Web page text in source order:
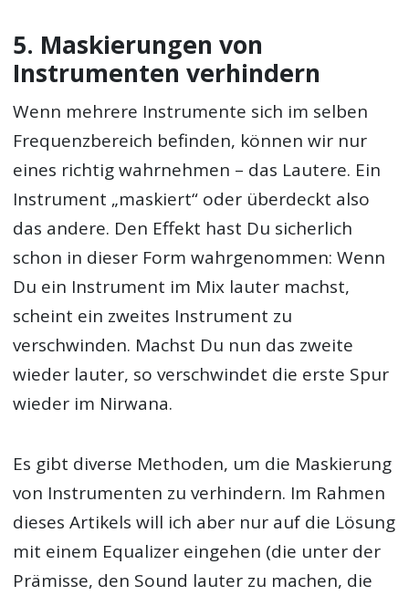
5. Maskierungen von
Instrumenten verhindern
Wenn mehrere Instrumente sich im selben
Frequenzbereich befinden, können wir nur
eines richtig wahrnehmen – das Lautere. Ein
Instrument „maskiert“ oder überdeckt also
das andere. Den Effekt hast Du sicherlich
schon in dieser Form wahrgenommen: Wenn
Du ein Instrument im Mix lauter machst,
scheint ein zweites Instrument zu
verschwinden. Machst Du nun das zweite
wieder lauter, so verschwindet die erste Spur
wieder im Nirwana.
Es gibt diverse Methoden, um die Maskierung
von Instrumenten zu verhindern. Im Rahmen
dieses Artikels will ich aber nur auf die Lösung
mit einem Equalizer eingehen (die unter der
Prämisse, den Sound lauter zu machen, die